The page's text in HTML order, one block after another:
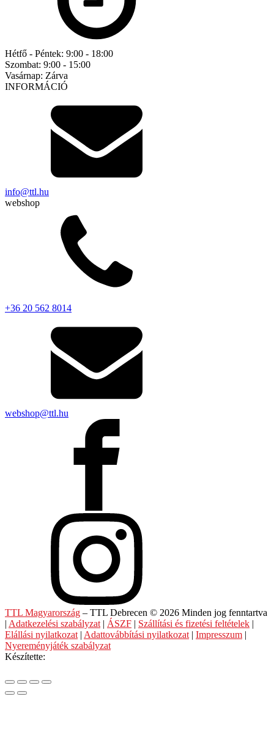
Hétfő - Péntek: 9:00 - 18:00
Szombat: 9:00 - 15:00
Vasárnap: Zárva
INFORMÁCIÓ
info@ttl.hu
webshop
+36 20 562 8014
webshop@ttl.hu
TTL Magyarország – TTL Debrecen © 2026 Minden jog fenntartva
| Adatkezelési szabályzat | ÁSZF | Szállítási és fizetési feltételek |
Elállási nyilatkozat | Adattovábbítási nyilatkozat | Impresszum |
Nyereményjáték szabályzat
Készítette: